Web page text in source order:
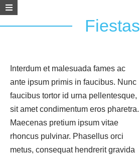
Fiestas
Interdum et malesuada fames ac
ante ipsum primis in faucibus. Nunc
faucibus tortor id urna pellentesque,
sit amet condimentum eros pharetra.
Maecenas pretium ipsum vitae
rhoncus pulvinar. Phasellus orci
metus, consequat hendrerit gravida